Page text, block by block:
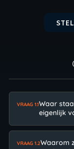
VRAAG 1.1Waar
eigenlijk
VRAAG 1.2Waarom